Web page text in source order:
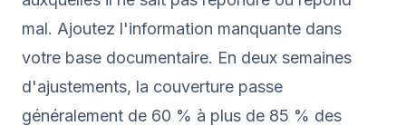
mal. Ajoutez l'information manquante dans
votre base documentaire. En deux semaines
d'ajustements, la couverture passe
généralement de 60 % à plus de 85 % des